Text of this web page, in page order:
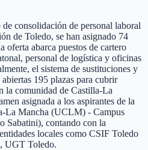
consolidación de personal laboral
de Toledo, se han asignado 74
abarca puestos de cartero
personal de logística y oficinas
el sistema de sustituciones y
195 plazas para cubrir
la comunidad de Castilla-La
asignada a los aspirantes de la
La Mancha (UCLM) - Campus
Sabatini), contando con la
locales como CSIF Toledo
UGT Toledo.